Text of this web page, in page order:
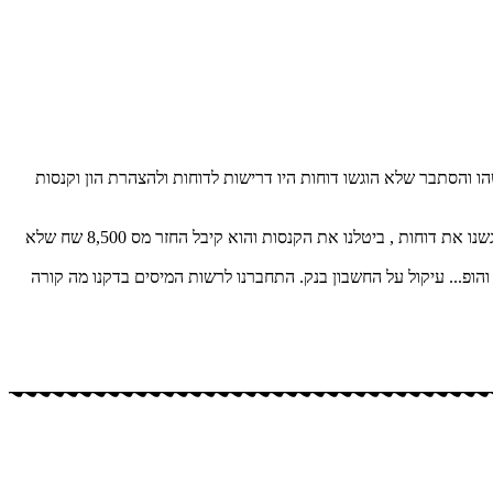
שלא הוגשו דוחות היו דרישות לדוחות ולהצהרת הון וקנסות
לקוח שהגיע עם קנסות ועיקולים על אי הגשת דוחות לא היה לו מושג עבור אלו שנים עליו להגיש בתוך שעה התחברנו לרשות המיסים הבנו מה הבעיה הגשנו את דוחות , ביטלנו את הקנסות והוא קיבל החזר מס 8,500 שח שלא
ומתי והופ... עיקול על החשבון בנק. התחברנו לרשות המיסים בדקנו מה קורה